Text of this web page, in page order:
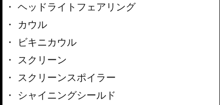
ヘッドライトフェアリング
カウル
ビキニカウル
スクリーン
スクリーンスポイラー
シャイニングシールド